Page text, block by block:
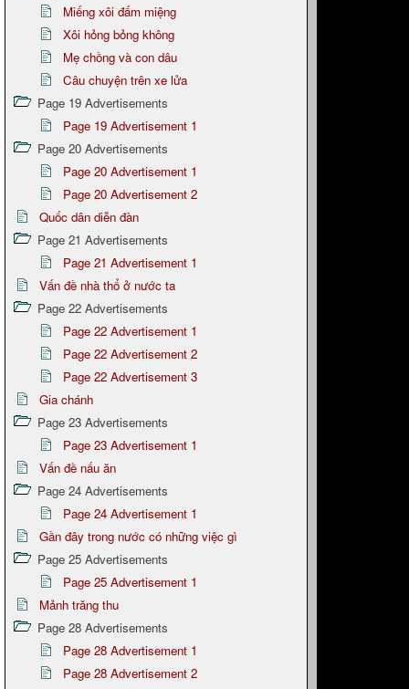
Miếng xôi đấm miệng
Xôi hỏng bỏng không
Mẹ chồng và con dâu
Câu chuyện trên xe lửa
Page 19 Advertisements
Page 19 Advertisement 1
Page 20 Advertisements
Page 20 Advertisement 1
Page 20 Advertisement 2
Quốc dân diễn đàn
Page 21 Advertisements
Page 21 Advertisement 1
Vấn đề nhà thổ ở nước ta
Page 22 Advertisements
Page 22 Advertisement 1
Page 22 Advertisement 2
Page 22 Advertisement 3
Gia chánh
Page 23 Advertisements
Page 23 Advertisement 1
Vấn đề nấu ăn
Page 24 Advertisements
Page 24 Advertisement 1
Gần đây trong nước có những việc gì
Page 25 Advertisements
Page 25 Advertisement 1
Mảnh trăng thu
Page 28 Advertisements
Page 28 Advertisement 1
Page 28 Advertisement 2